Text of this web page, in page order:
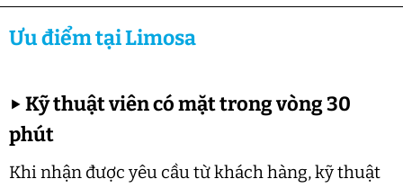
Ưu điểm tại Limosa
▶Kỹ thuật viên có mặt trong vòng 30
phút
Khi nhận được yêu cầu từ khách hàng, kỹ thuật